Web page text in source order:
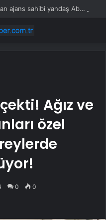
CHP toplantısına figüran taşıyan ajans sahibi yandaş Abdülkadir Selvi’yi bile çileden çıkardı
Ağız ve
özel
0 0